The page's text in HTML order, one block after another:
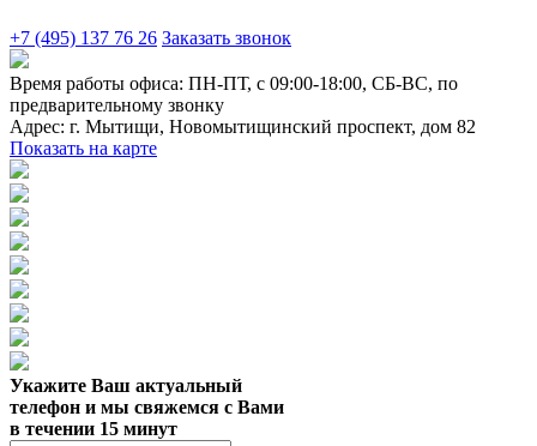
+7 (495) 137 76 26 Заказать звонок
Время работы офиса: ПН-ПТ, с 09:00-18:00, СБ-ВС, по
предварительному звонку
Адрес: г. Мытищи, Новомытищинский проспект, дом 82
Показать на карте
Укажите Ваш актуальный
телефон и мы свяжемся с Вами
в течении 15 минут